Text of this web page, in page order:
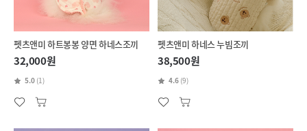
펫츠앤미 하트봉봉 양면 하네스조끼
32,000원
5.0 (1)
펫츠앤미 하네스 누빔조끼
38,500원
4.6 (9)